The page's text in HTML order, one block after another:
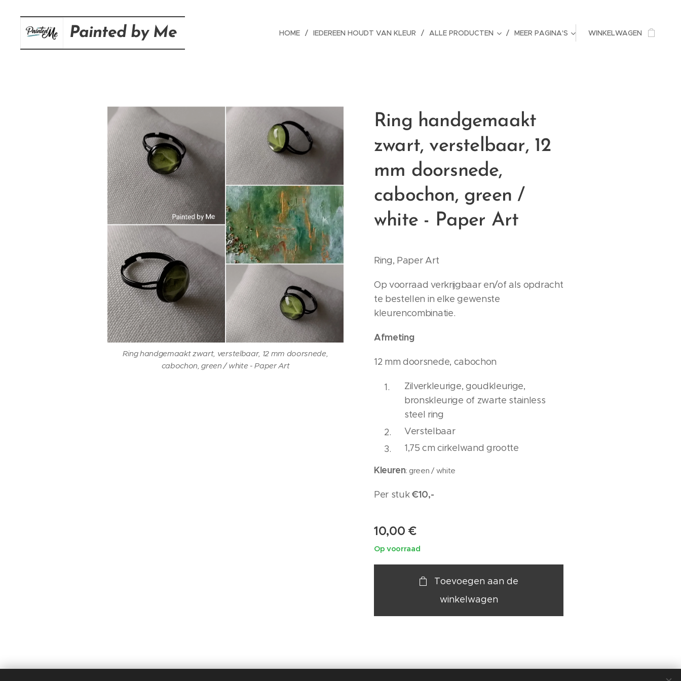
Painted byMe HOME IEDEREEN HOUDT VAN KLEUR ALLE PRODUCTEN MEER PAGINA'S WINKELWAGEN
Ring handgemaakt
zwart, verstelbaar, 12
mm doorsnede,
cabochon, green /
white - Paper Art
Ring handgemaakt zwart, verstelbaar, 12 mm doorsnede,
cabochon, green / white - Paper Art
Ring, Paper Art
Op voorraad verkrijgbaar en/of als opdracht
te bestellen in elke gewenste
kleurencombinatie.
Afmeting
12 mm doorsnede, cabochon
Zilverkleurige, goudkleurige,
bronskleurige of zwarte stainless
steel ring
Verstelbaar
1,75 cm cirkelwand grootte
Kleuren: green / white
Per stuk€10,-
10,00 €
Op voorraad
Toevoegen aan de
winkelwagen